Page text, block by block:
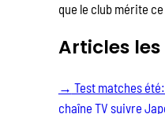
que le club mérite
Articles
→ Test matches
chaîne TV suivre